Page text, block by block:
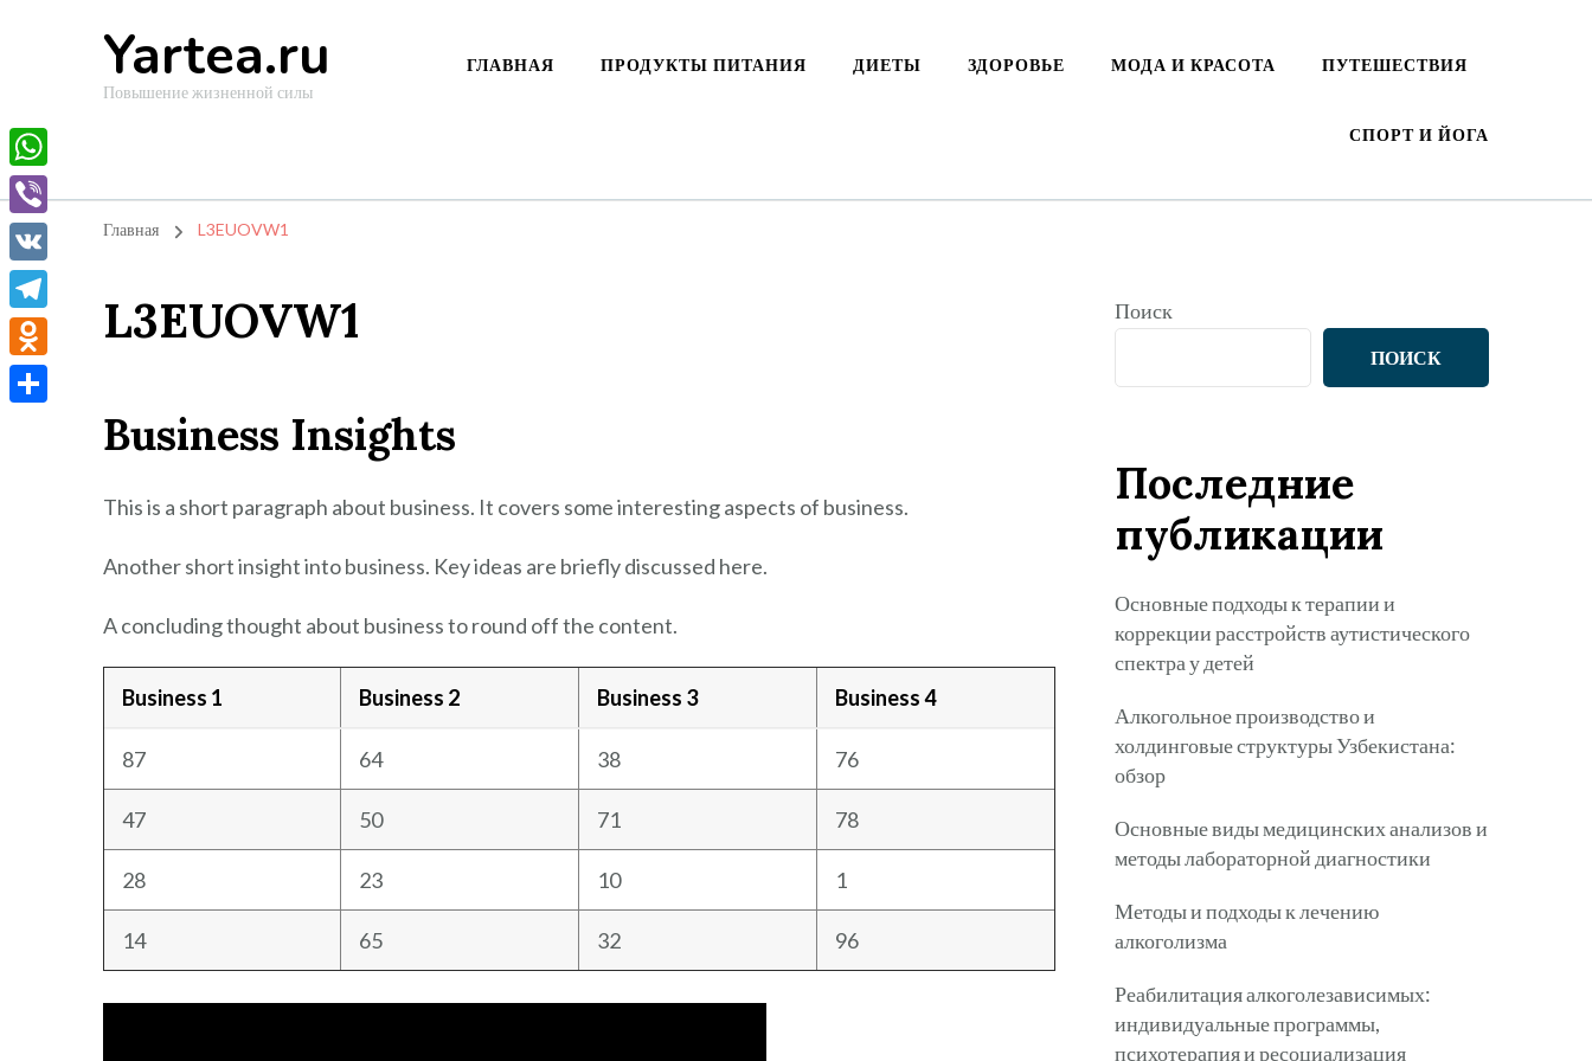
Yartea.ru
Повышение жизненной силы
ГЛАВНАЯ ПРОДУКТЫ ПИТАНИЯ ДИЕТЫ ЗДОРОВЬЕ МОДА И КРАСОТА ПУТЕШЕСТВИЯ
СПОРТ И ЙОГА
Главная L3EUOVW1
L3EUOVW1
Business Insights
This is a short paragraph about business. It covers some interesting aspects of business.
Another short insight into business. Key ideas are briefly discussed here.
A concluding thought about business to round off the content.
Business 1 Business 2 Business 3 Business 4
87 64 38 76
47 50 71 78
28 23 10 1
14 65 32 96
Поиск
ПОИСК
Последние
публикации
Основные подходы к терапии и
коррекции расстройств аутистического
спектра у детей
Алкогольное производство и
холдинговые структуры Узбекистана:
обзор
Основные виды медицинских анализов и
методы лабораторной диагностики
Методы и подходы к лечению
алкоголизма
Реабилитация алкоголезависимых:
индивидуальные программы,
психотерапия и ресоциализация
WhatsApp
Viber
VK
Telegram
Odnoklassniki
Отправить